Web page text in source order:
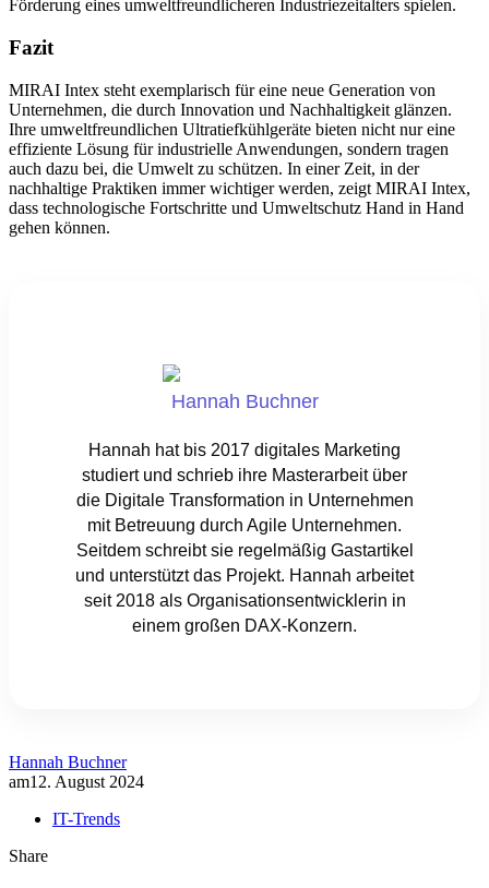
Förderung eines umweltfreundlicheren Industriezeitalters spielen.
Fazit
MIRAI Intex steht exemplarisch für eine neue Generation von
Unternehmen, die durch Innovation und Nachhaltigkeit glänzen.
Ihre umweltfreundlichen Ultratiefkühlgeräte bieten nicht nur eine
effiziente Lösung für industrielle Anwendungen, sondern tragen
auch dazu bei, die Umwelt zu schützen. In einer Zeit, in der
nachhaltige Praktiken immer wichtiger werden, zeigt MIRAI Intex,
dass technologische Fortschritte und Umweltschutz Hand in Hand
gehen können.
Hannah Buchner
Hannah hat bis 2017 digitales Marketing
studiert und schrieb ihre Masterarbeit über
die Digitale Transformation in Unternehmen
mit Betreuung durch Agile Unternehmen.
Seitdem schreibt sie regelmäßig Gastartikel
und unterstützt das Projekt. Hannah arbeitet
seit 2018 als Organisationsentwicklerin in
einem großen DAX-Konzern.
Hannah Buchner
am12. August 2024
IT-Trends
Share